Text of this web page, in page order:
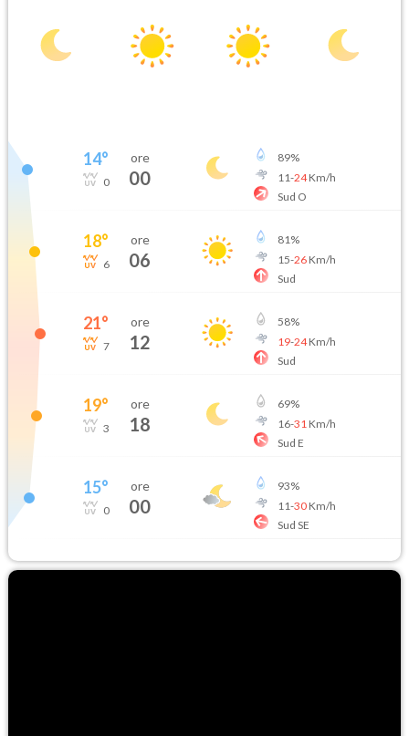
14°
0
ore
00
89%
11-24Km/h
Sud O
18°
6
ore
06
81%
15-26Km/h
Sud
21°
7
ore
12
58%
19-24Km/h
Sud
19°
3
ore
18
69%
16-31 Km/h
Sud E
15°
0
ore
00
93%
11-30Km/h
Sud SE